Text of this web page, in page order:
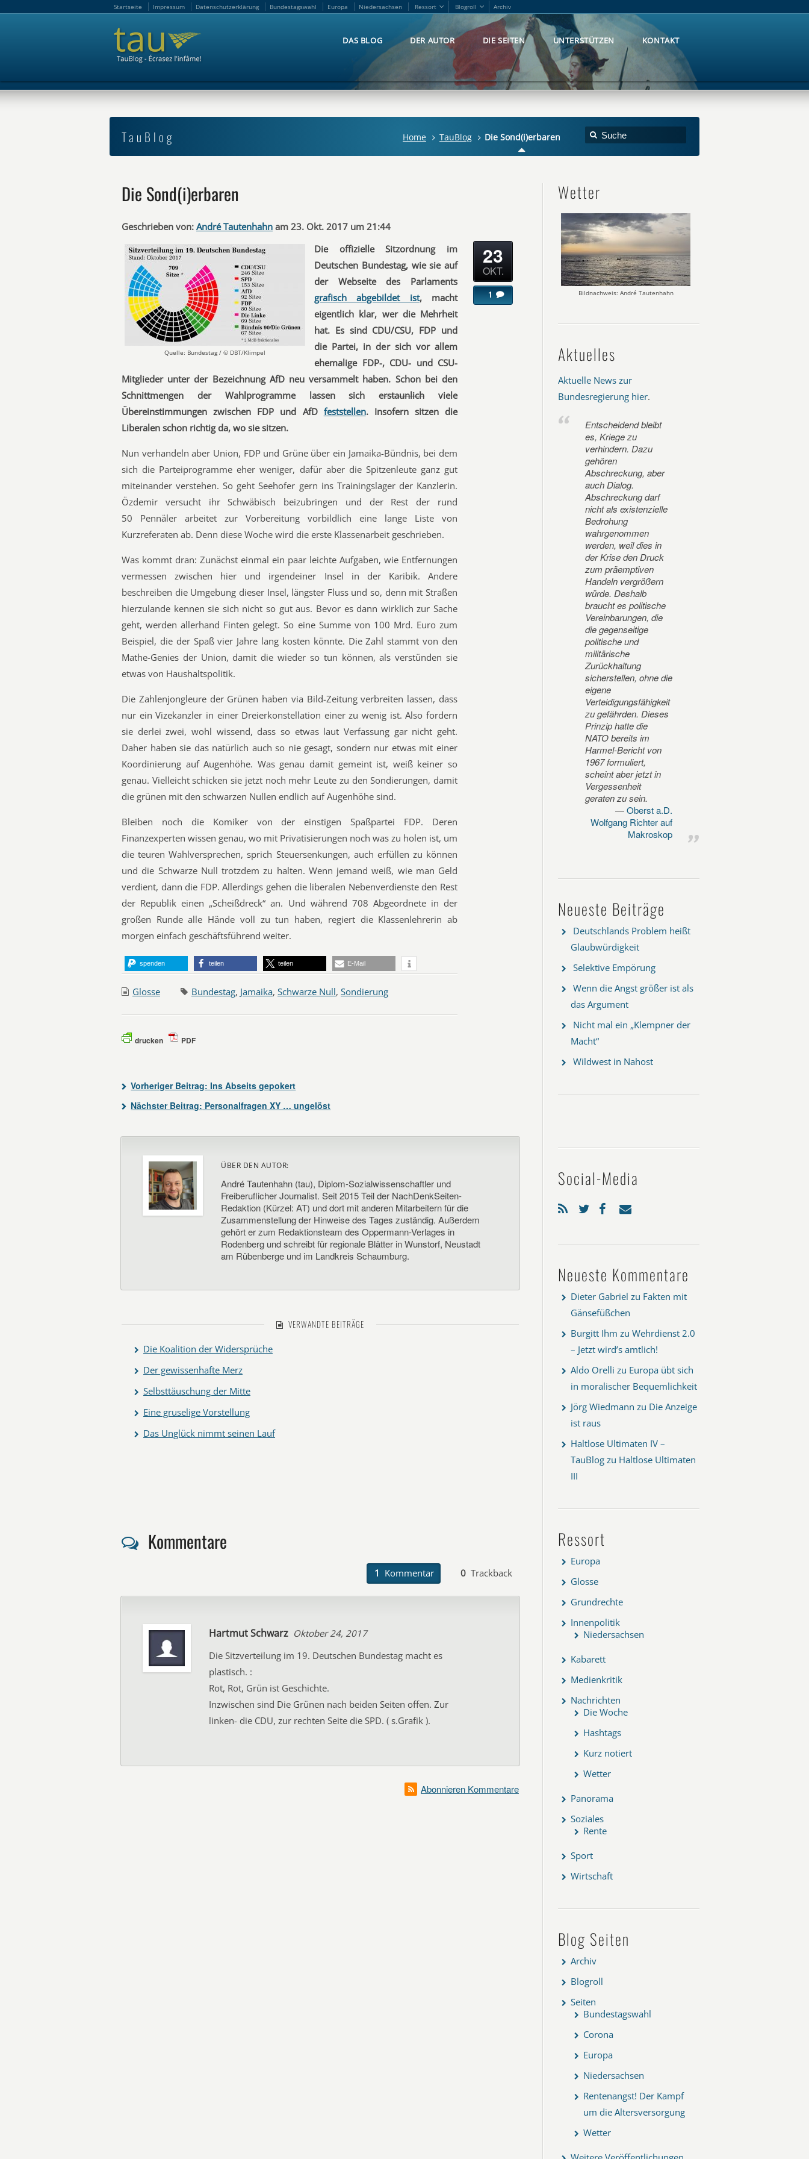
Startseite Impressum Datenschutzerklärung Bundestagswahl Europa Niedersachsen Ressort Blogroll Archiv
DAS BLOG DER AUTOR DIE SEITEN UNTERSTÜTZEN KONTAKT
TauBlog Home TauBlog Die Sond(i)erbaren
Die Sond(i)erbaren
Geschrieben von: André Tautenhahn am 23. Okt. 2017 um 21:44
Quelle: Bundestag / © DBT/Klimpel
Die offizielle Sitzordnung im
Deutschen Bundestag, wie sie auf
der Webseite des Parlaments
grafisch abgebildet ist, macht
eigentlich klar, wer die Mehrheit
hat. Es sind CDU/CSU, FDP und
die Partei, in der sich vor allem
ehemalige FDP-, CDU- und CSU-
Mitglieder unter der Bezeichnung AfD neu versammelt haben. Schon bei den
Schnittmengen der Wahlprogramme lassen sicherstaunlichviele
Übereinstimmungen zwischen FDP und AfD feststellen. Insofern sitzen die
Liberalen schon richtig da, wo sie sitzen.
Nun verhandeln aber Union, FDP und Grüne über ein Jamaika-Bündnis, bei dem
sich die Parteiprogramme eher weniger, dafür aber die Spitzenleute ganz gut
miteinander verstehen. So geht Seehofer gern ins Trainingslager der Kanzlerin.
Özdemir versucht ihr Schwäbisch beizubringen und der Rest der rund
50 Pennäler arbeitet zur Vorbereitung vorbildlich eine lange Liste von
Kurzreferaten ab. Denn diese Woche wird die erste Klassenarbeit geschrieben.
Was kommt dran: Zunächst einmal ein paar leichte Aufgaben, wie Entfernungen
vermessen zwischen hier und irgendeiner Insel in der Karibik. Andere
beschreiben die Umgebung dieser Insel, längster Fluss und so, denn mit Straßen
hierzulande kennen sie sich nicht so gut aus. Bevor es dann wirklich zur Sache
geht, werden allerhand Finten gelegt. So eine Summe von 100 Mrd. Euro zum
Beispiel, die der Spaß vier Jahre lang kosten könnte. Die Zahl stammt von den
Mathe-Genies der Union, damit die wieder so tun können, als verstünden sie
etwas von Haushaltspolitik.
Die Zahlenjongleure der Grünen haben via Bild-Zeitung verbreiten lassen, dass
nur ein Vizekanzler in einer Dreierkonstellation einer zu wenig ist. Also fordern
sie derlei zwei, wohl wissend, dass so etwas laut Verfassung gar nicht geht.
Daher haben sie das natürlich auch so nie gesagt, sondern nur etwas mit einer
Koordinierung auf Augenhöhe. Was genau damit gemeint ist, weiß keiner so
genau. Vielleicht schicken sie jetzt noch mehr Leute zu den Sondierungen, damit
die grünen mit den schwarzen Nullen endlich auf Augenhöhe sind.
Bleiben noch die Komiker von der einstigen Spaßpartei FDP. Deren
Finanzexperten wissen genau, wo mit Privatisierungen noch was zu holen ist, um
die teuren Wahlversprechen, sprich Steuersenkungen, auch erfüllen zu können
und die Schwarze Null trotzdem zu halten. Wenn jemand weiß, wie man Geld
verdient, dann die FDP. Allerdings gehen die liberalen Nebenverdienste den Rest
der Republik einen „Scheißdreck“ an. Und während 708 Abgeordnete in der
großen Runde alle Hände voll zu tun haben, regiert die Klassenlehrerin ab
morgen einfach geschäftsführend weiter.
spenden teilen teilen E-Mail
23
OKT.
1
Glosse Bundestag, Jamaika, Schwarze Null, Sondierung
drucken PDF
Vorheriger Beitrag: Ins Abseits gepokert
Nächster Beitrag: Personalfragen XY … ungelöst
ÜBER DEN AUTOR:
André Tautenhahn (tau), Diplom-Sozialwissenschaftler und
Freiberuflicher Journalist. Seit 2015 Teil der NachDenkSeiten-
Redaktion (Kürzel: AT) und dort mit anderen Mitarbeitern für die
Zusammenstellung der Hinweise des Tages zuständig. Außerdem
gehört er zum Redaktionsteam des Oppermann-Verlages in
Rodenberg und schreibt für regionale Blätter in Wunstorf, Neustadt
am Rübenberge und im Landkreis Schaumburg.
VERWANDTE BEITRÄGE
Die Koalition der Widersprüche
Der gewissenhafte Merz
Selbsttäuschung der Mitte
Eine gruselige Vorstellung
Das Unglück nimmt seinen Lauf
Kommentare
1 Kommentar 0 Trackback
Hartmut Schwarz Oktober 24, 2017
Die Sitzverteilung im 19. Deutschen Bundestag macht es
plastisch. :
Rot, Rot, Grün ist Geschichte.
Inzwischen sind Die Grünen nach beiden Seiten offen. Zur
linken- die CDU, zur rechten Seite die SPD. ( s.Grafik ).
Abonnieren Kommentare
Wetter
Bildnachweis: André Tautenhahn
Aktuelles
Aktuelle News zur
Bundesregierung hier.
Entscheidend bleibt
es, Kriege zu
verhindern. Dazu
gehören
Abschreckung, aber
auch Dialog.
Abschreckung darf
nicht als existenzielle
Bedrohung
wahrgenommen
werden, weil dies in
der Krise den Druck
zum präemptiven
Handeln vergrößern
würde. Deshalb
braucht es politische
Vereinbarungen, die
die gegenseitige
politische und
militärische
Zurückhaltung
sicherstellen, ohne die
eigene
Verteidigungsfähigkeit
zu gefährden. Dieses
Prinzip hatte die
NATO bereits im
Harmel-Bericht von
1967 formuliert,
scheint aber jetzt in
Vergessenheit
geraten zu sein.
Oberst a.D.
Wolfgang Richter auf
Makroskop
Neueste Beiträge
Deutschlands Problem heißt
Glaubwürdigkeit
Selektive Empörung
Wenn die Angst größer ist als
das Argument
Nicht mal ein „Klempner der
Macht“
Wildwest in Nahost
Social-Media
Neueste Kommentare
Dieter Gabriel zu Fakten mit
Gänsefüßchen
Burgitt Ihm zu Wehrdienst 2.0
– Jetzt wird’s amtlich!
Aldo Orelli zu Europa übt sich
in moralischer Bequemlichkeit
Jörg Wiedmann zu Die Anzeige
ist raus
Haltlose Ultimaten IV –
TauBlog zu Haltlose Ultimaten
III
Ressort
Europa
Glosse
Grundrechte
Innenpolitik
Niedersachsen
Kabarett
Medienkritik
Nachrichten
Die Woche
Hashtags
Kurz notiert
Wetter
Panorama
Soziales
Rente
Sport
Wirtschaft
Blog Seiten
Archiv
Blogroll
Seiten
Bundestagswahl
Corona
Europa
Niedersachsen
Rentenangst! Der Kampf
um die Altersversorgung
Wetter
Startseite Impressum Datenschutzerklärung Bundestagswahl Europa Niedersachsen Ressort Blogroll Archiv
DAS BLOG DER AUTOR DIE SEITEN UNTERSTÜTZEN KONTAKT